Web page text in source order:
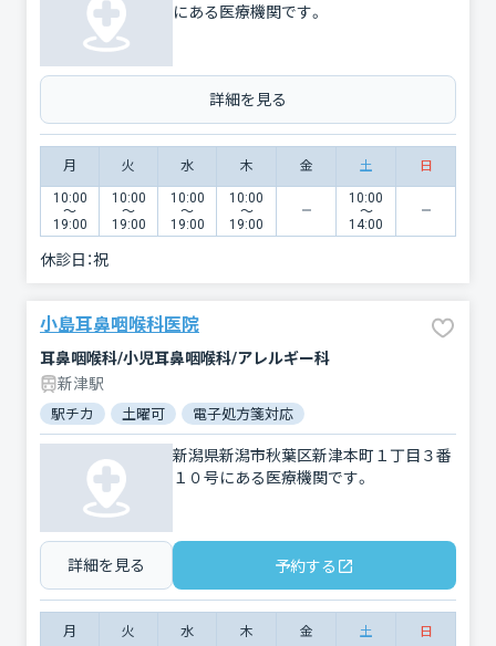
にある医療機関です。
詳細を見る
月 火 水 木 金 土 日
10:00
〜
19:00
10:00
〜
19:00
10:00
〜
19:00
10:00
〜
19:00
10:00
〜
14:00
休診日：祝
小島耳鼻咽喉科医院
耳鼻咽喉科/小児耳鼻咽喉科/アレルギー科
新津駅
駅チカ 土曜可 電子処方箋対応
新潟県新潟市秋葉区新津本町１丁目３番
１０号にある医療機関です。
詳細を見る 予約する
月 火 水 木 金 土 日